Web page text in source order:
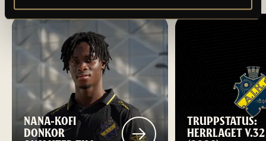
NANA-KOFI
DONKOR
TRUPPSTATUS:
HERRLAGET V.32